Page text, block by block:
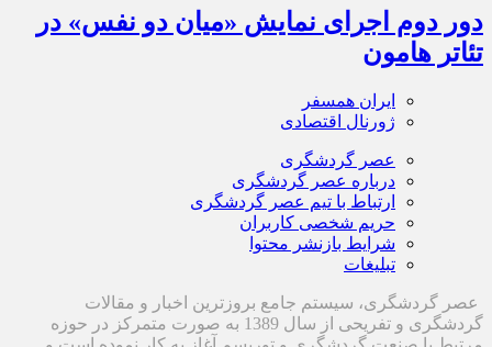
دور دوم اجرای نمایش «میان دو نفس» در
تئاتر هامون
ایران همسفر
ژورنال اقتصادی
عصر گردشگری
درباره عصر گردشگری
ارتباط با تیم عصر گردشگری
حریم شخصی کاربران
شرایط بازنشر محتوا
تبلیغات
عصر گردشگری، سیستم جامع بروزترین اخبار و مقالات
گردشگری و تفریحی از سال 1389 به صورت متمرکز در حوزه